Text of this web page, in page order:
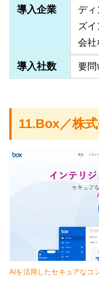
導入企業
ディ
ズ
会社
導入社数 要問
11.Box／株
AIを活用したセキュアなコ